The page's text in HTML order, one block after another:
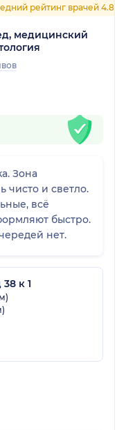
рейтинг врачей 4.8
медицинский
Зона
чисто и светло.
всё
быстро.
нет.
к 1